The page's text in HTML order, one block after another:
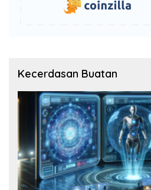
Kecerdasan Buatan